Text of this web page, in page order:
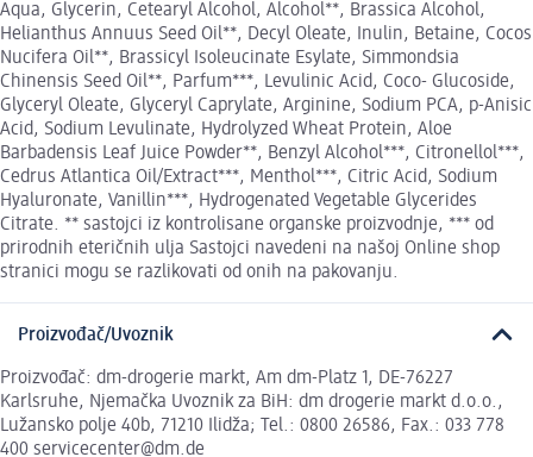
Aqua, Glycerin, Cetearyl Alcohol, Alcohol**, Brassica Alcohol,
Helianthus Annuus Seed Oil**, Decyl Oleate, Inulin, Betaine, Cocos
Nucifera Oil**, Brassicyl Isoleucinate Esylate, Simmondsia
Chinensis Seed Oil**, Parfum***, Levulinic Acid, Coco- Glucoside,
Glyceryl Oleate, Glyceryl Caprylate, Arginine, Sodium PCA, p-Anisic
Acid, Sodium Levulinate, Hydrolyzed Wheat Protein, Aloe
Barbadensis Leaf Juice Powder**, Benzyl Alcohol***, Citronellol***,
Cedrus Atlantica Oil/Extract***, Menthol***, Citric Acid, Sodium
Hyaluronate, Vanillin***, Hydrogenated Vegetable Glycerides
Citrate. ** sastojci iz kontrolisane organske proizvodnje, *** od
prirodnih eteričnih ulja Sastojci navedeni na našoj Online shop
stranici mogu se razlikovati od onih na pakovanju.
Proizvođač/Uvoznik
Proizvođač: dm-drogerie markt, Am dm-Platz 1, DE-76227
Karlsruhe, Njemačka Uvoznik za BiH: dm drogerie markt d.o.o.,
Lužansko polje 40b, 71210 Ilidža; Tel.: 0800 26586, Fax.: 033 778
400 servicecenter@dm.de